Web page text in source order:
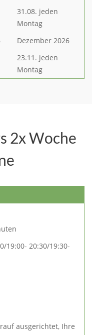
31.08. jeden
Montag
Dezember 2026
23.11. jeden
Montag
2x Woche
19:00- 20:30/19:30-
ausgerichtet, Ihre